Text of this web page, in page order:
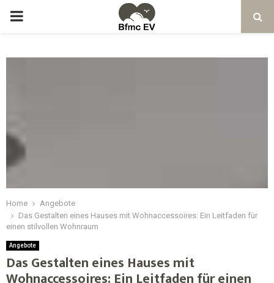
Home
Angebote
Das Gestalten eines Hauses mit Wohnaccessoires: Ein Leitfaden für
einen stilvollen Wohnraum
Angebote
Das Gestalten eines Hauses mit